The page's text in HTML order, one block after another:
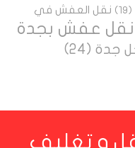
(19)
نقل العفش في
نقل عفش بجدة
جدة (24)
و تغليف